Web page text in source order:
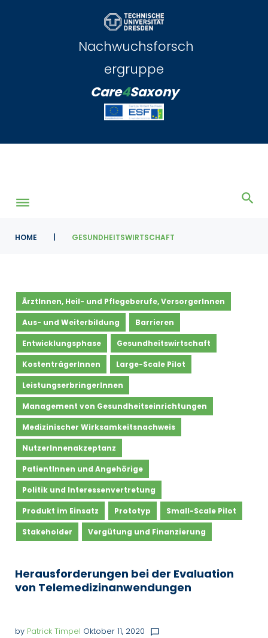
Nachwuchsforsch
ergruppe
Care4Saxony
HOME GESUNDHEITSWIRTSCHAFT
Kategorie:
Gesundheitswirtschaft
ÄrztInnen, Heil- und Pflegeberufe, VersorgerInnen
Aus- und Weiterbildung Barrieren
Entwicklungsphase Gesundheitswirtschaft
KostenträgerInnen Large-Scale Pilot
LeistungserbringerInnen
Management von Gesundheitseinrichtungen
Medizinischer Wirksamkeitsnachweis
NutzerInnenakzeptanz
PatientInnen und Angehörige
Politik und Interessenvertretung
Produkt im Einsatz Prototyp Small-Scale Pilot
Stakeholder Vergütung und Finanzierung
Herausforderungen bei der Evaluation
von Telemedizinanwendungen
by Patrick Timpel Oktober 11, 2020 chat_bubble_outline